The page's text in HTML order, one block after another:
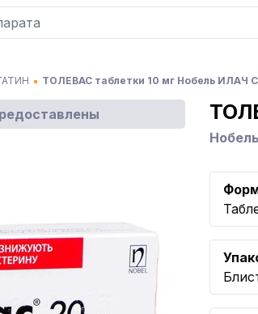
ТОЛЕВАС таблетки 10 мг Нобель